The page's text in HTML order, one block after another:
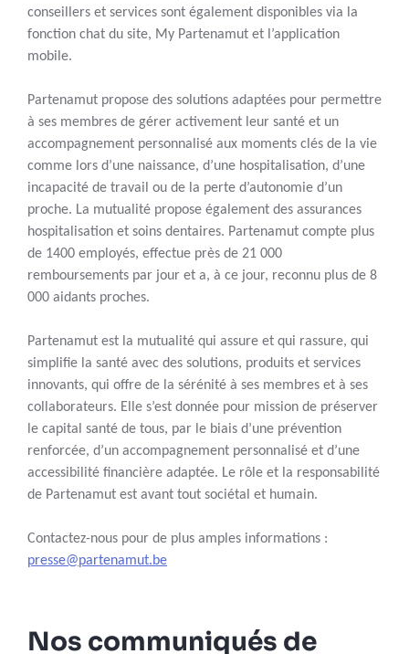
conseillers et services sont également disponibles via la
fonction chat du site, My Partenamut et l’application
mobile.
Partenamut propose des solutions adaptées pour permettre
à ses membres de gérer activement leur santé et un
accompagnement personnalisé aux moments clés de la vie
comme lors d’une naissance, d’une hospitalisation, d’une
incapacité de travail ou de la perte d’autonomie d’un
proche. La mutualité propose également des assurances
hospitalisation et soins dentaires. Partenamut compte plus
de 1400 employés, effectue près de 21 000
remboursements par jour et a, à ce jour, reconnu plus de 8
000 aidants proches.
Partenamut est la mutualité qui assure et qui rassure, qui
simplifie la santé avec des solutions, produits et services
innovants, qui offre de la sérénité à ses membres et à ses
collaborateurs. Elle s’est donnée pour mission de préserver
le capital santé de tous, par le biais d’une prévention
renforcée, d’un accompagnement personnalisé et d’une
accessibilité financière adaptée. Le rôle et la responsabilité
de Partenamut est avant tout sociétal et humain.
Contactez-nous pour de plus amples informations :
presse@partenamut.be
Nos communiqués de